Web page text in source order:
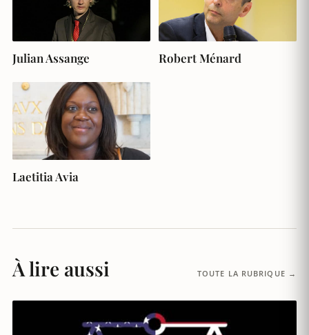
Julian Assange Robert Ménard
Laetitia Avia
À lire aussi TOUTE LA RUBRIQUE →